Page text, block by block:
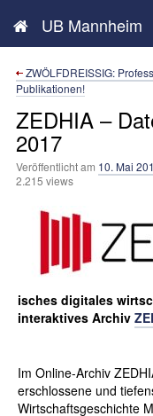
UB Mannheim
Neues
ZWÖLFDREISSIG:
Publikationen!
ZEDHIA –
2017
Veröffentlicht am 10. Mai
2.215 views
isches digitales
interaktives Archiv
Im Online-Archiv
erschlossene und
Wirtschaftsgeschichte